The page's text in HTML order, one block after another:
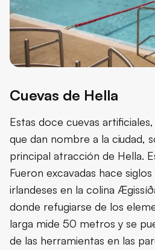
Cuevas de Hella
Estas doce cuevas
que dan nombre a la ciudad,
principal atracción de Hella.
Fueron excavadas hace
irlandeses en la colina
donde refugiarse de los
larga mide 50 metros y se
de las herramientas en las